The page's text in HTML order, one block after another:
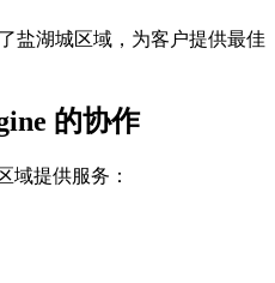
盐湖城区域，为客户提供最佳
的协作
域提供服务：